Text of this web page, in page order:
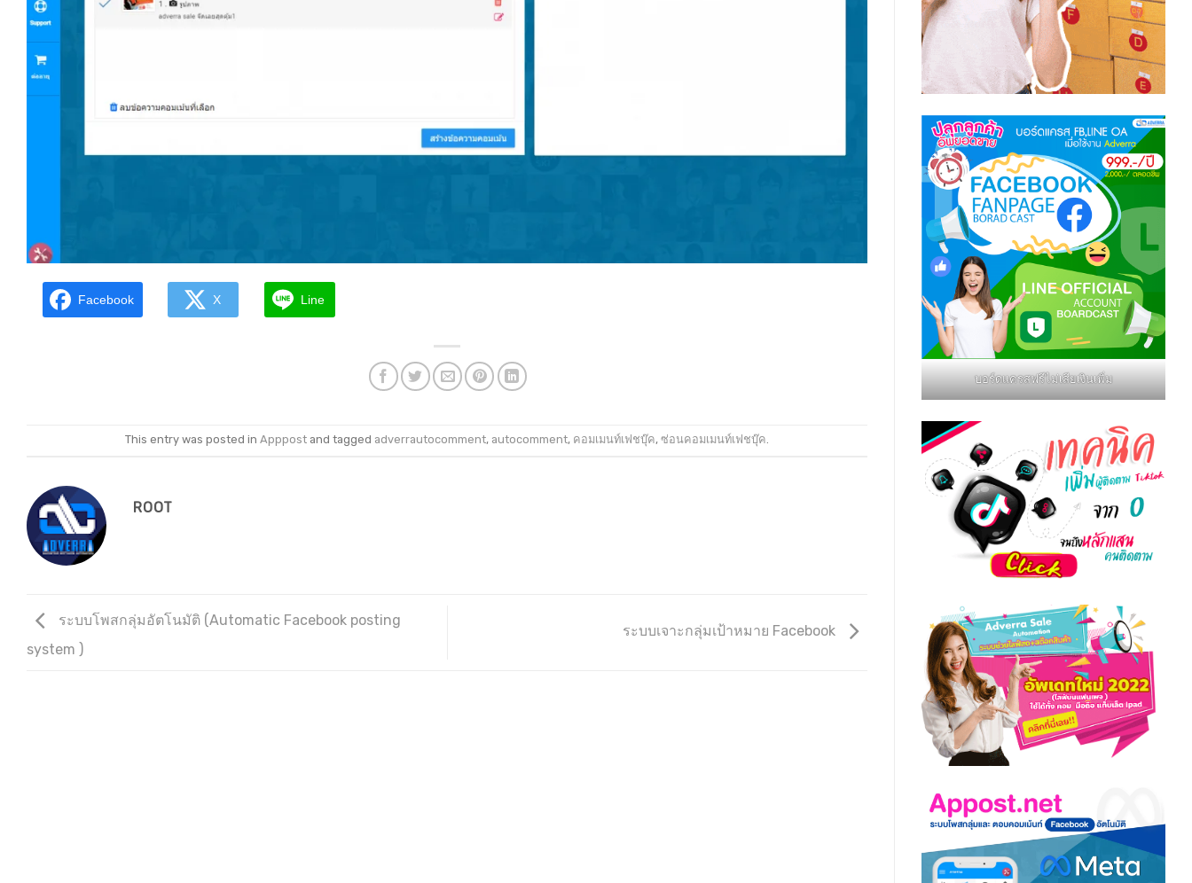
Facebook X Line
This entry was posted in Apppost and tagged adverrautocomment, autocomment, คอมเมนท์เฟชบุ๊ค, ซ่อนคอมเมนท์เฟชบุ๊ค.
ROOT
ระบบโพสกลุ่มอัตโนมัติ (Automatic Facebook posting
system )
ระบบเจาะกลุ่มเป้าหมาย Facebook
บอร์ดแครสฟรีไม่เสียเงินเพิ่ม